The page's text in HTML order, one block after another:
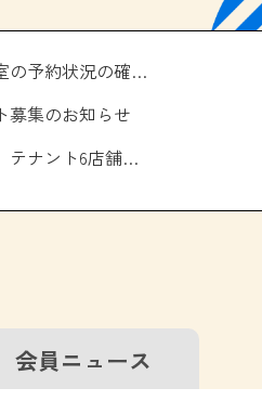
＼南の駅やえせ会議室の予約状況の確認はこちら！／
募集のお知らせ
【お休みのお知らせ】テナント6店舗、エアコン取り換え工事について
会員ニュース